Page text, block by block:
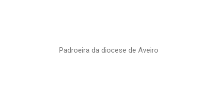
Padroeira da diocese de Aveiro